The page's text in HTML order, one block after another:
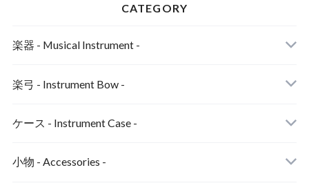
CATEGORY
楽器 - Musical Instrument -
ヴァイオリン
楽弓 - Instrument Bow -
ヴァイオリン弓
ヴィオラ弓
ケース - Instrument Case -
小物 - Accessories -